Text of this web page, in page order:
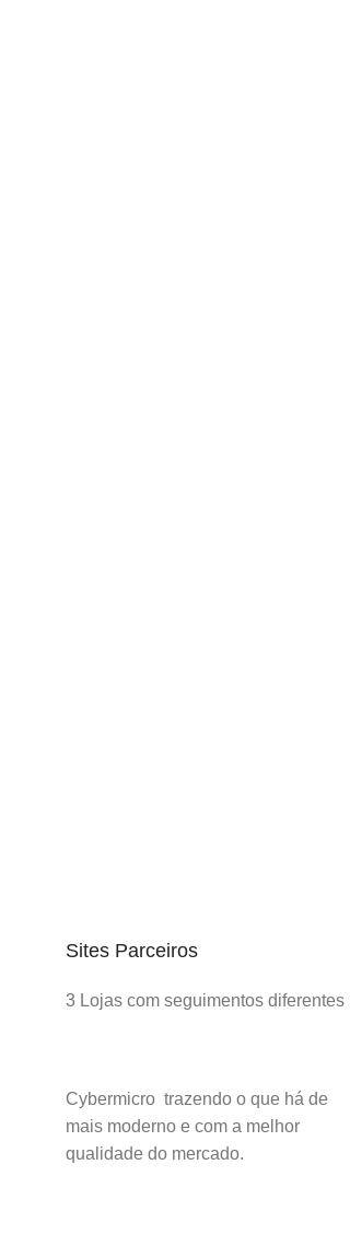
Sites Parceiros
3 Lojas com seguimentos diferentes
Cybermicro trazendo o que há de
mais moderno e com a melhor
qualidade do mercado.